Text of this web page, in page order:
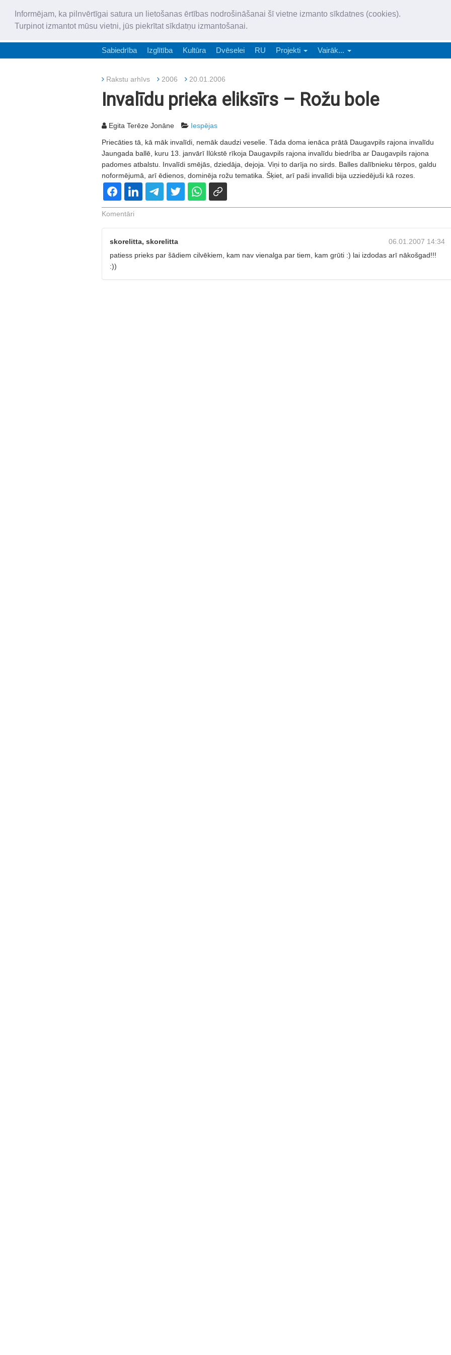
Informējam, ka pilnvērtīgai satura un lietošanas ērtības nodrošināšanai šī vietne izmanto sīkdatnes (cookies).
Turpinot izmantot mūsu vietni, jūs piekrītat sīkdatņu izmantošanai.
„Latgales Laiks” latviešu valodā aptver Daugavpils valstspilsētu,
Sabiedrība Izglītība Kultūra Dvēselei RU Projekti Vairāk...
Rakstu arhīvs 2006 20.01.2006
Invalīdu prieka eliksīrs – Rožu bole
Egita Terēze Jonāne Iespējas
Priecāties tā, kā māk invalīdi, nemāk daudzi veselie. Tāda doma ienāca prātā Daugavpils rajona invalīdu
Jaungada ballē, kuru 13. janvārī Ilūkstē rīkoja Daugavpils rajona invalīdu biedrība ar Daugavpils rajona
padomes atbalstu. Invalīdi smējās, dziedāja, dejoja. Viņi to darīja no sirds. Balles dalībnieku tērpos, galdu
noformējumā, arī ēdienos, dominēja rožu tematika. Šķiet, arī paši invalīdi bija uzziedējuši kā rozes.
Komentāri
06.01.2007 14:34
skorelitta, skorelitta
patiess prieks par šādiem cilvēkiem, kam nav vienalga par tiem, kam grūti :) lai izdodas arī nākošgad!!!
:))